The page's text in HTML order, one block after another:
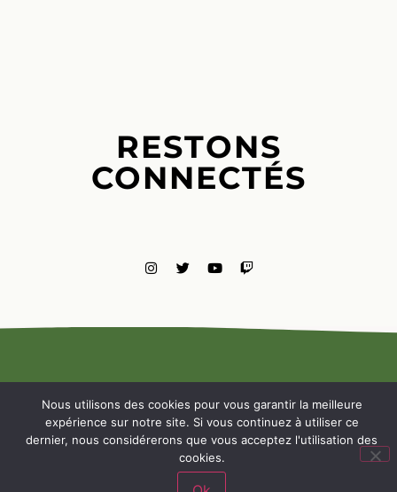
RESTONS
CONNECTÉS
MENTIONS
LÉGALES
NOUS
Nous utilisons des cookies pour vous garantir la meilleure
expérience sur notre site. Si vous continuez à utiliser ce
dernier, nous considérerons que vous acceptez l'utilisation des
cookies.